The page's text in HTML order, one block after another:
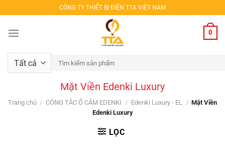
qua
nội
CÔNG TY THIẾT BỊ ĐIỆN TTA VIỆT NAM
0
Tìm
kiếm:
Mặt Viền Edenki Luxury
Trang chủ / CÔNG TẮC Ổ CẮM EDENKI / Edenki Luxury - EL / Mặt Viền
Edenki Luxury
LỌC